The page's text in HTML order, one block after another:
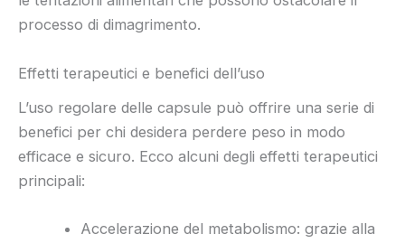
processo di dimagrimento.
Effetti terapeutici e benefici dell’uso
L’uso regolare delle capsule può offrire una serie di
benefici per chi desidera perdere peso in modo
efficace e sicuro. Ecco alcuni degli effetti terapeutici
principali:
Accelerazione del metabolismo: grazie alla